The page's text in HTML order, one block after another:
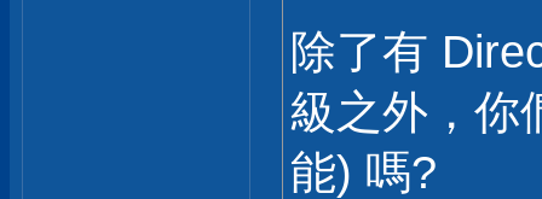
除了有
級之外，你
能) 嗎?